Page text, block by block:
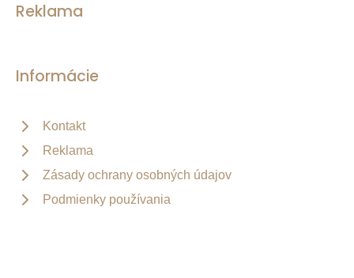
Reklama
Informácie
Kontakt
Reklama
Zásady ochrany osobných údajov
Podmienky používania